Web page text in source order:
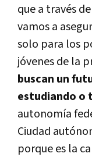
que a través
vamos a
solo para los
jóvenes de la
buscan un
estudiando o
autonomía
Ciudad
porque es la